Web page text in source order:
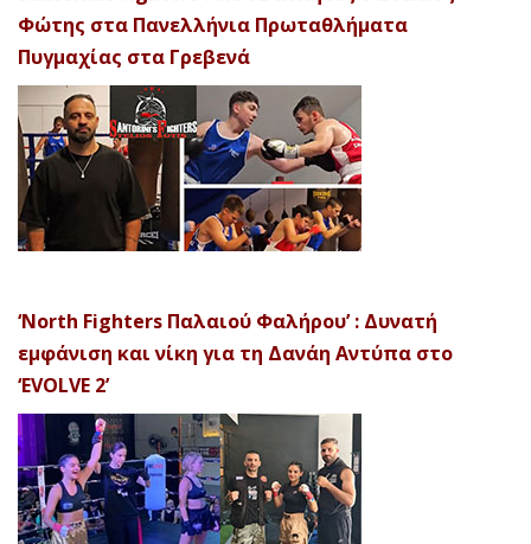
Φώτης στα Πανελλήνια Πρωταθλήματα
Πυγμαχίας στα Γρεβενά
‘North Fighters Παλαιού Φαλήρου’ : Δυνατή
εμφάνιση και νίκη για τη Δανάη Αντύπα στο
‘EVOLVE 2’